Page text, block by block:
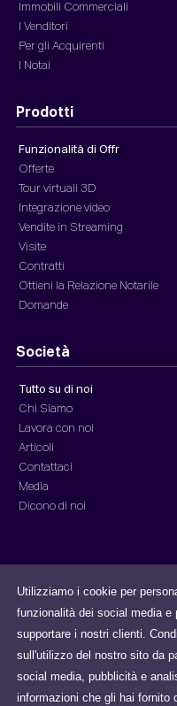
Utilizziamo i cookie per
funzionalità dei social media
supportare i nostri clienti.
sull'utilizzo del nostro sito da
social media, pubblicità e
informazioni che gli hai fornito
Immobili Commerciali
I Venditori
Per gli Acquirenti
I Notai
Prodotti
Funzionalità di Offr
Offerte
Tour virtuali 3D
Integrazione video
Vendite in Streaming
Visite
Contratti
Ottieni la Relazione Notarile
Domande
Società
Tutto su di noi
Chi Siamo
Lavora con noi
Articoli
Contattaci
Media
Dicono di noi